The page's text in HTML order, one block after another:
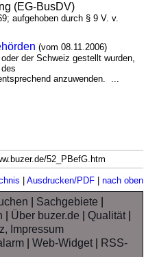
(EG-BusDV)
aufgehoben durch § 9 V. v.
(vom 08.11.2006)
der Schweiz gestellt wurden,
anzuwenden. ...
52_PBefG.htm
Ausdrucken/PDF| nach oben
Sachgebiete
Über buzer.de |Qualität|
Impressum
|Web-Widget|
RSS-